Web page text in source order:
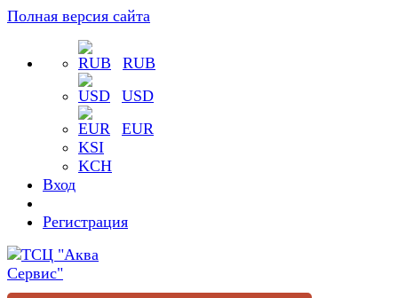
Полная версия сайта
RUB
USD
EUR
KSI
KCH
Вход
Регистрация